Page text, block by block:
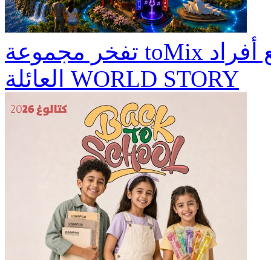
تفخر مجموعة toMix بتقديم: المعرض الأضخم لجميع أفراد
العائلة WORLD STORY